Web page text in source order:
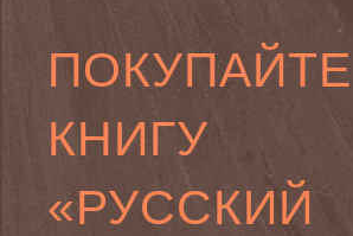
ПОКУПАЙТЕ
КНИГУ
«РУССКИЙ